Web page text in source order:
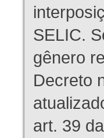
SELIC.
gênero
Decreto
art. 39